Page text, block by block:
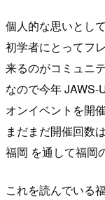
個人的な思いとし
初学者にとってフ
来るのがコミュニ
なので今年 JAWS-
オンイベントを開
まだまだ開催回数
福岡 を通して福岡
これを読んでいる